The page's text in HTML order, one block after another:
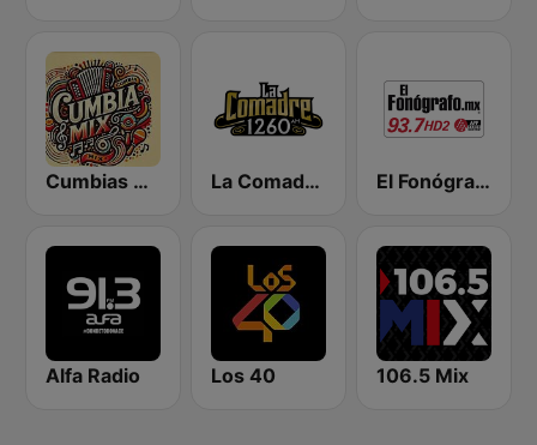
Cumbias Mix La Comadre 1260 AM El Fonógrafo HD2
Alfa Radio Los 40 106.5 Mix